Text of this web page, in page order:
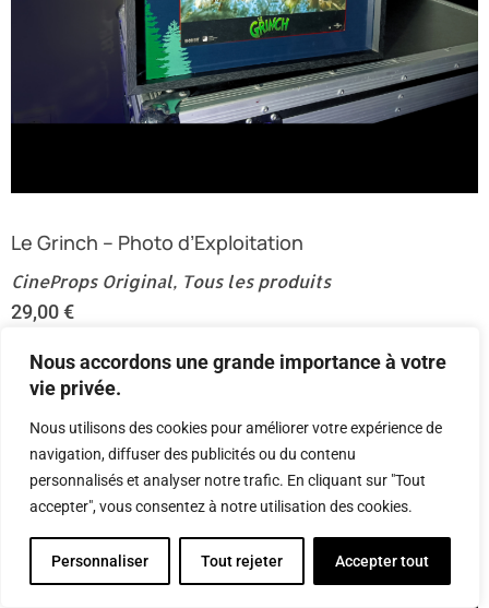
Nous accordons une grande importance à votre
vie privée.
Nous utilisons des cookies pour améliorer votre expérience de
navigation, diffuser des publicités ou du contenu
personnalisés et analyser notre trafic. En cliquant sur "Tout
accepter", vous consentez à notre utilisation des cookies.
Personnaliser Tout rejeter Accepter tout
Le Grinch – Photo d’Exploitation
CineProps Original, Tous les produits
29,00€